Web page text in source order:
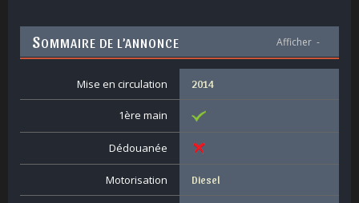
SOMMAIRE DE L’ANNONCE Afficher -
Mise en circulation 2014
1ère main
Dédouanée
Motorisation Diesel